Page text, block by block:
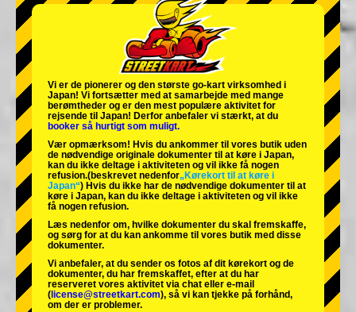
Skift butik
Tokyo Shinagawa Tokyo Akihabara#1
Tokyo Akihabara#2
Tokyo Shibuya Annex Tokyo Bay
Tokyo Asakusa Osaka
Okinawa
Vi er de pionerer og den største go-kart virksomhed i
Japan! Vi fortsætter med at samarbejde med mange
berømtheder og er den mest populære aktivitet for
rejsende til Japan! Derfor anbefaler vi stærkt, at du
booker så hurtigt som muligt.
Vær opmærksom! Hvis du ankommer til vores butik uden
de nødvendige originale dokumenter til at køre i Japan,
kan du ikke deltage i aktiviteten og vil ikke få nogen
refusion.(beskrevet nedenfor„Kørekort til at køre i
Japan“) Hvis du ikke har de nødvendige dokumenter til at
køre i Japan, kan du ikke deltage i aktiviteten og vil ikke
få nogen refusion.
Læs nedenfor om, hvilke dokumenter du skal fremskaffe,
og sørg for at du kan ankomme til vores butik med disse
dokumenter.
Vi anbefaler, at du sender os fotos af dit kørekort og de
dokumenter, du har fremskaffet, efter at du har
reserveret vores aktivitet via chat eller e-mail
( license@streetkart.com), så vi kan tjekke på forhånd,
om der er problemer.